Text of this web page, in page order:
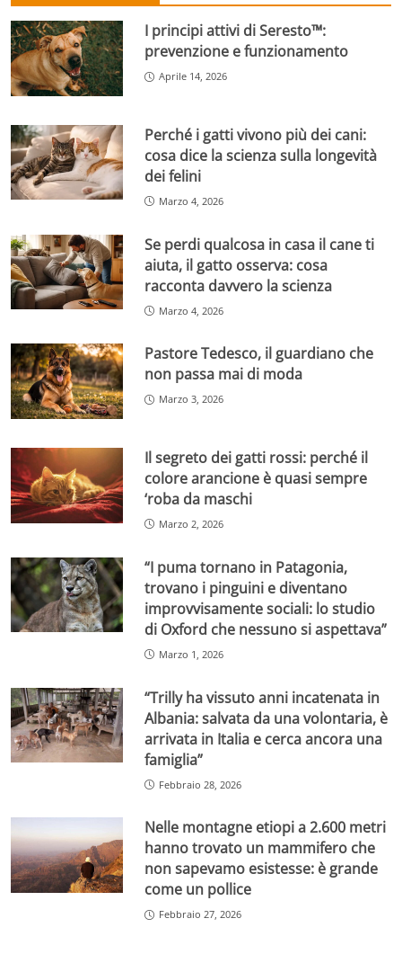
I principi attivi di Seresto™:
prevenzione e funzionamento
Aprile 14, 2026
Perché i gatti vivono più dei cani:
cosa dice la scienza sulla longevità
dei felini
Marzo 4, 2026
Se perdi qualcosa in casa il cane ti
aiuta, il gatto osserva: cosa
racconta davvero la scienza
Marzo 4, 2026
Pastore Tedesco, il guardiano che
non passa mai di moda
Marzo 3, 2026
Il segreto dei gatti rossi: perché il
colore arancione è quasi sempre
‘roba da maschi
Marzo 2, 2026
“I puma tornano in Patagonia,
trovano i pinguini e diventano
improvvisamente sociali: lo studio
di Oxford che nessuno si aspettava”
Marzo 1, 2026
“Trilly ha vissuto anni incatenata in
Albania: salvata da una volontaria, è
arrivata in Italia e cerca ancora una
famiglia”
Febbraio 28, 2026
Nelle montagne etiopi a 2.600 metri
hanno trovato un mammifero che
non sapevamo esistesse: è grande
come un pollice
Febbraio 27, 2026